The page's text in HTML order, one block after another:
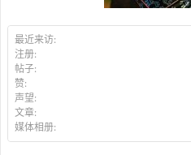
最近来访:
注册:
帖子:
赞:
声望:
文章:
媒体相册: